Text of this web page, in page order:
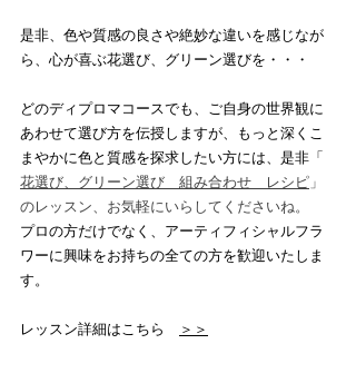
是非、色や質感の良さや絶妙な違いを感じなが
ら、心が喜ぶ花選び、グリーン選びを・・・
どのディプロマコースでも、ご自身の世界観に
あわせて選び方を伝授しますが、もっと深くこ
まやかに色と質感を探求したい方には、是非「
花選び、グリーン選び　組み合わせ　レシピ 」
のレッスン、お気軽にいらしてくださいね。
プロの方だけでなく、アーティフィシャルフラ
ワーに興味をお持ちの全ての方を歓迎いたしま
す。
レッスン詳細はこちら ＞＞